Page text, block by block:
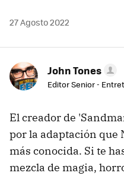
27 Agosto 2022
John Tones
Editor Senior -
El creador de
por la adaptación que
más conocida. Si te
mezcla de magia,